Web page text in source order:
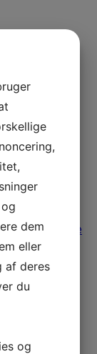
, Samarbejde
dem
eller
af deres
du
og